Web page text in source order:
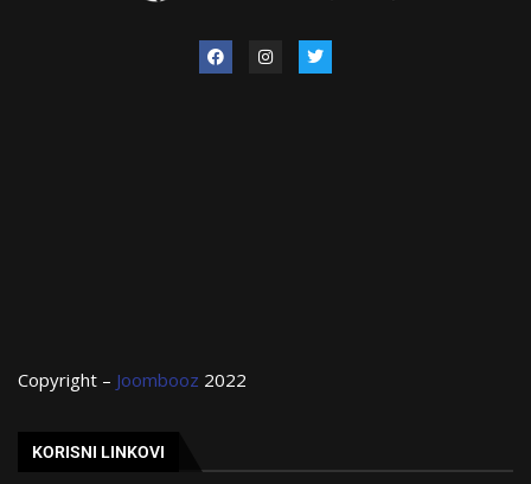
Copyright – Joombooz 2022
KORISNI LINKOVI